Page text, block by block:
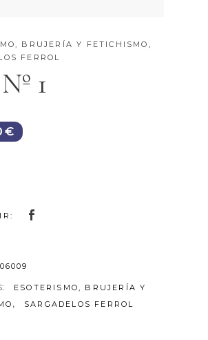
BRUJERÍA Y FETICHISMO ,
FERROL
1
€
ESOTERISMO, BRUJERÍA Y
, SARGADELOS FERROL